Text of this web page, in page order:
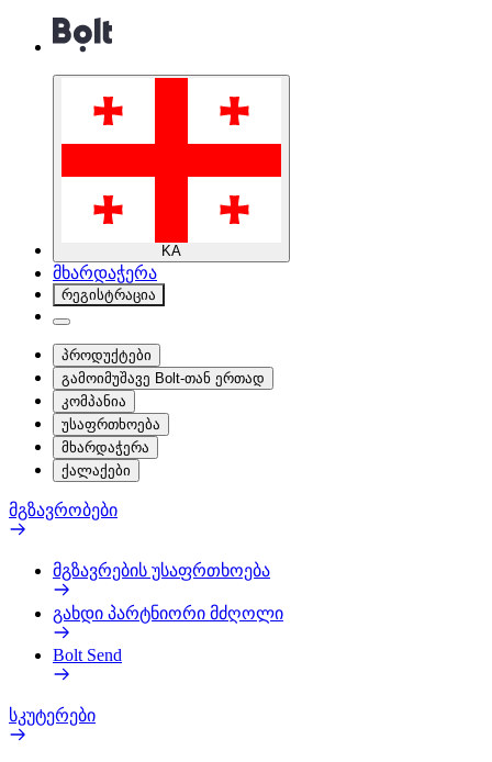
KA
მხარდაჭერა
რეგისტრაცია
პროდუქტები
გამოიმუშავე Bolt-თან ერთად
კომპანია
უსაფრთხოება
მხარდაჭერა
ქალაქები
მგზავრობები
მგზავრების უსაფრთხოება
გახდი პარტნიორი მძღოლი
Bolt Send
სკუტერები